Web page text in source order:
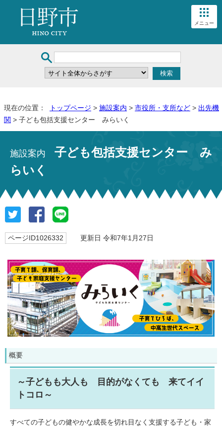
メニュー
現在の位置： トップページ > 施設案内 > 市役所・支所など > 出先機
関 > 子ども包括支援センター みらいく
施設案内 子ども包括支援センター み
らいく
ページID1026332 更新日 令和7年1月27日
概要
～子どもも大人も 目的がなくても 来てイイ
トコロ～
すべての子どもの健やかな成長を切れ目なく支援する子ども・家